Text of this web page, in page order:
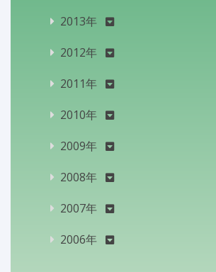
2013年
2012年
2011年
2010年
2009年
2008年
2007年
2006年